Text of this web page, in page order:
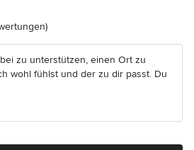
5 von 5 Sternen
zu unterstützen, einen Ort zu
wohl fühlst und der zu dir passt. Du